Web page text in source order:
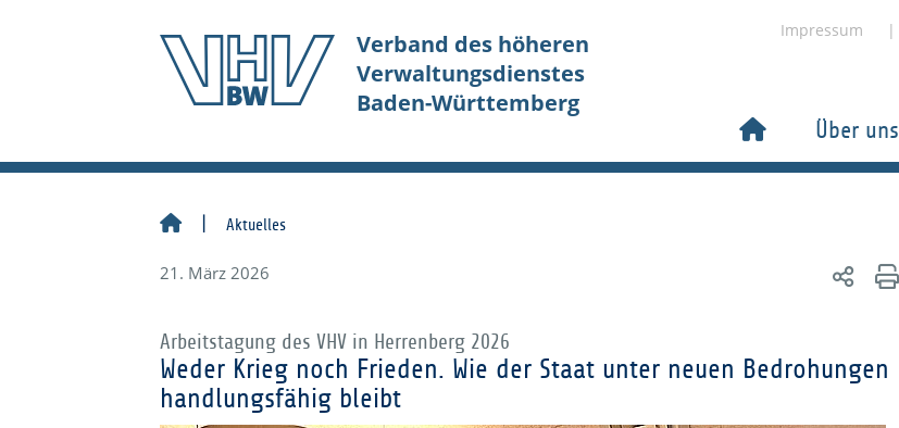
Verband des höheren
Verwaltungsdienstes
Baden-Württemberg
Impressum
Über uns
Aktuelles
21. März 2026
Arbeitstagung des VHV in Herrenberg 2026
Weder Krieg noch Frieden. Wie der Staat unter neuen Bedrohungen
handlungsfähig bleibt